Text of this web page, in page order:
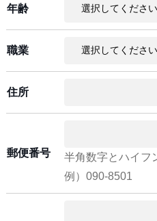
年齢
職業
住所
郵便番号
半角数字とハイフ
例）090-8501